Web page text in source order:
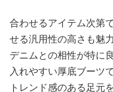
合わせるアイテム次第
せる汎用性の高さも魅力
デニムとの相性が特に
入れやすい厚底ブーツで
トレンド感のある足元